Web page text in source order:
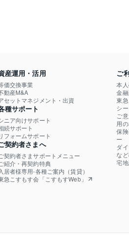
産運用・活用
価交換事業
動産M&A
セットマネジメント・出資
種サポート
ニア向けサポート
続サポート
リフォームサポート
契約者さまへ
ご契約者さまサポートメニュー
ご紹介・再契約特典
入居者様専用-各種ご案内（賃貸）
急こすもす会「こすもすWeb」
ご
本
金
東
シー
ご
用
保
ー
ダ
な
宅